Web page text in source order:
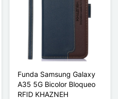
Funda Samsung Galaxy
A35 5G Bicolor Bloqueo
RFID KHAZNEH